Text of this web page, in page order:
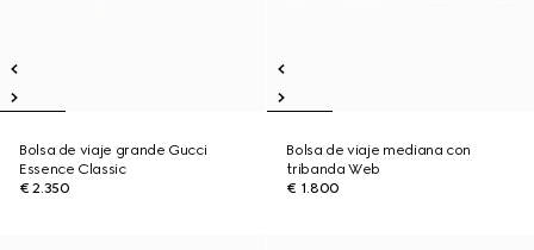
Bolsa de viaje grande Gucci
Essence Classic
€ 2.350
Bolsa de viaje mediana con
tribanda Web
€ 1.800